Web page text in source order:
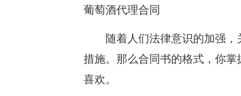
葡萄酒代理合同
随着人们法律意识的加强，
措施。那么合同书的格式，你
喜欢。